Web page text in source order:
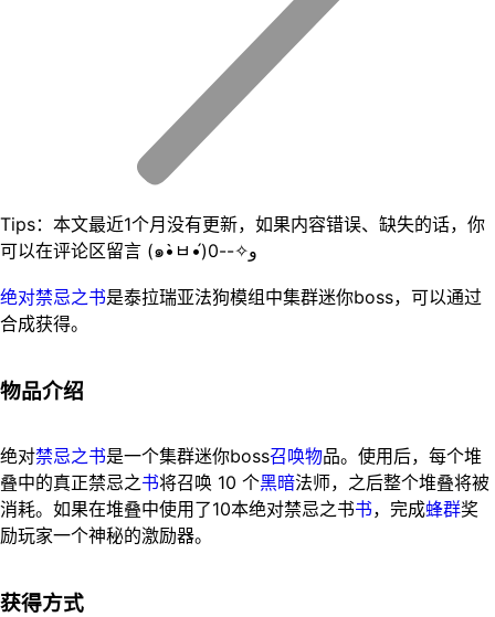
Tips：本文最近1个月没有更新，如果内容错误、缺失的话，你
可以在评论区留言 (๑•̀ㅂ•́)و✧--0
绝对禁忌之书是泰拉瑞亚法狗模组中集群迷你boss，可以通过
合成获得。
物品介绍
绝对禁忌之书是一个集群迷你boss召唤物品。使用后，每个堆
叠中的真正禁忌之书将召唤 10 个黑暗法师，之后整个堆叠将被
消耗。如果在堆叠中使用了10本绝对禁忌之书书，完成蜂群奖
励玩家一个神秘的激励器。
获得方式